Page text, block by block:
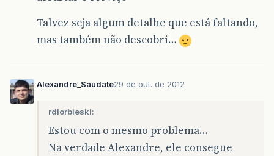
Talvez seja algum detalhe que está faltando,
mas também não descobri…
Alexandre_Saudate29 de out. de 2012
rdlorbieski:
Estou com o mesmo problema…
Na verdade Alexandre, ele consegue